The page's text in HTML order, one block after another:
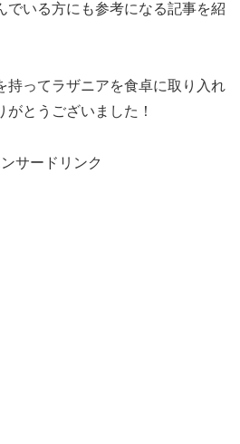
でいる方にも参考になる記事を紹
持ってラザニアを食卓に取り入れ
とうございました！
サードリンク